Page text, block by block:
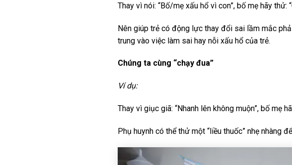
Thay vì nói: “Bố/mẹ xấu hổ vì con”, bố mẹ hãy
Nên giúp trẻ có động lực thay đổi sai lầm mắc
trung vào việc làm sai hay nỗi xấu hổ của trẻ.
Chúng ta cùng “chạy đua”
Ví dụ:
Thay vì giục giã: “Nhanh lên không muộn”, bố mẹ
Phụ huynh có thể thử một “liều thuốc” nhẹ nhàng